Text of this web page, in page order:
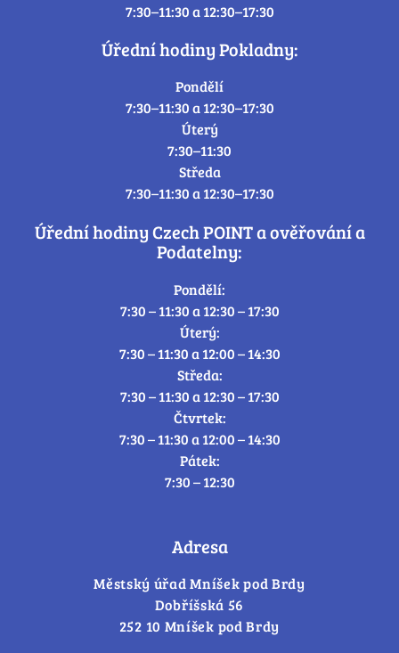
7:30–11:30 a 12:30–17:30
Úřední hodiny Pokladny:
Pondělí
7:30–11:30 a 12:30–17:30
Úterý
7:30–11:30
Středa
7:30–11:30 a 12:30–17:30
Úřední hodiny Czech POINT a ověřování a
Podatelny:
Pondělí:
7:30 – 11:30 a 12:30 – 17:30
Úterý:
7:30 – 11:30 a 12:00 – 14:30
Středa:
7:30 – 11:30 a 12:30 – 17:30
Čtvrtek:
7:30 – 11:30 a 12:00 – 14:30
Pátek:
7:30 – 12:30
Adresa
Městský úřad Mníšek pod Brdy
Dobříšská 56
252 10 Mníšek pod Brdy